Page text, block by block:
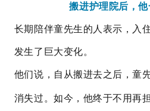
搬进护理院后，
长期陪伴童先生的人表示，入
发生了巨大变化。
他们说，自从搬进去之后，童
消失过。如今，他终于不用再